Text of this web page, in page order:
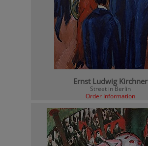
Ernst Ludwig Kirchner
Street in Berlin
Order Information